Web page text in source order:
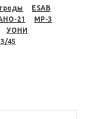
ESAB
21
МР-3
УОНИ
45